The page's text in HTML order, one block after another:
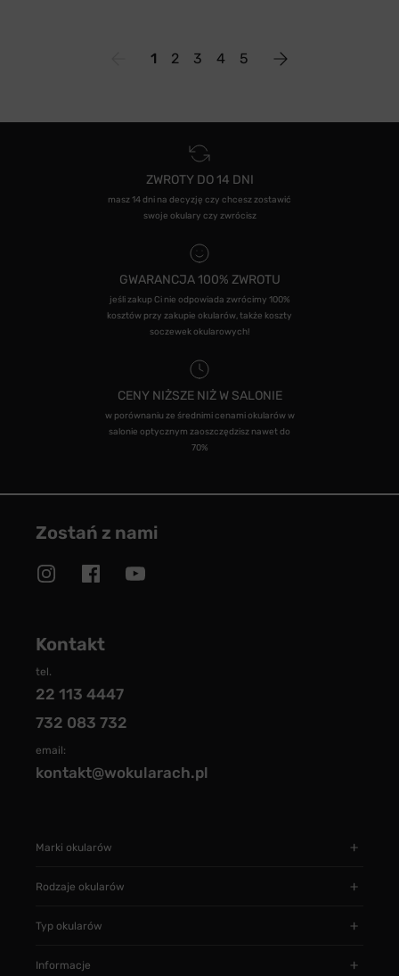
1 2 3 4 5
ZWROTY DO 14 DNI
masz 14 dni na decyzję czy chcesz zostawić
swoje okulary czy zwrócisz
GWARANCJA 100% ZWROTU
jeśli zakup Ci nie odpowiada zwrócimy 100%
kosztów przy zakupie okularów, także koszty
soczewek okularowych!
CENY NIŻSZE NIŻ W SALONIE
w porównaniu ze średnimi cenami okularów w
salonie optycznym zaoszczędzisz nawet do
70%
Zostań z nami
Kontakt
tel.
22 113 4447
732 083 732
email:
kontakt@wokularach.pl
Marki okularów
Rodzaje okularów
Typ okularów
Informacje